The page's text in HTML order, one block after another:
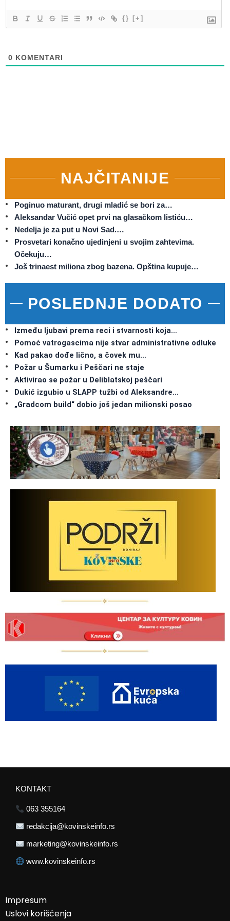
{} [+]
0 KOMENTARI
NAJČITANIJE
Poginuo maturant, drugi mladić se bori za…
Aleksandar Vučić opet prvi na glasačkom listiću…
Nedelja je za put u Novi Sad.…
Prosvetari konačno ujedinjeni u svojim zahtevima.
Očekuju…
Još trinaest miliona zbog bazena. Opština kupuje…
POSLEDNJE DODATO
Između ljubavi prema reci i stvarnosti koja…
Pomoć vatrogascima nije stvar administrativne odluke
Kad pakao dođe lično, a čovek mu…
Požar u Šumarku i Peščari ne staje
Aktivirao se požar u Deliblatskoj peščari
Dukić izgubio u SLAPP tužbi od Aleksandre…
„Gradcom build“ dobio još jedan milionski posao
KONTAKT
063 355164
redakcija@kovinskeinfo.rs
marketing@kovinskeinfo.rs
www.kovinskeinfo.rs
Impresum
Uslovi korišćenja